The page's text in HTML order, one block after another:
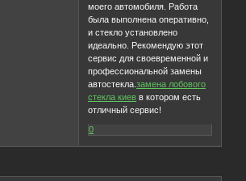
моего автомобиля. Работа
была выполнена оперативно,
и стекло установлено
идеально. Рекомендую этот
сервис для своевременной и
профессиональной замены
автостекла.замена лобового
стекла киев в котором есть
отличный сервис!
0